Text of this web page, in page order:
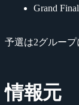
Grand Final
予選は2グルー
情報元